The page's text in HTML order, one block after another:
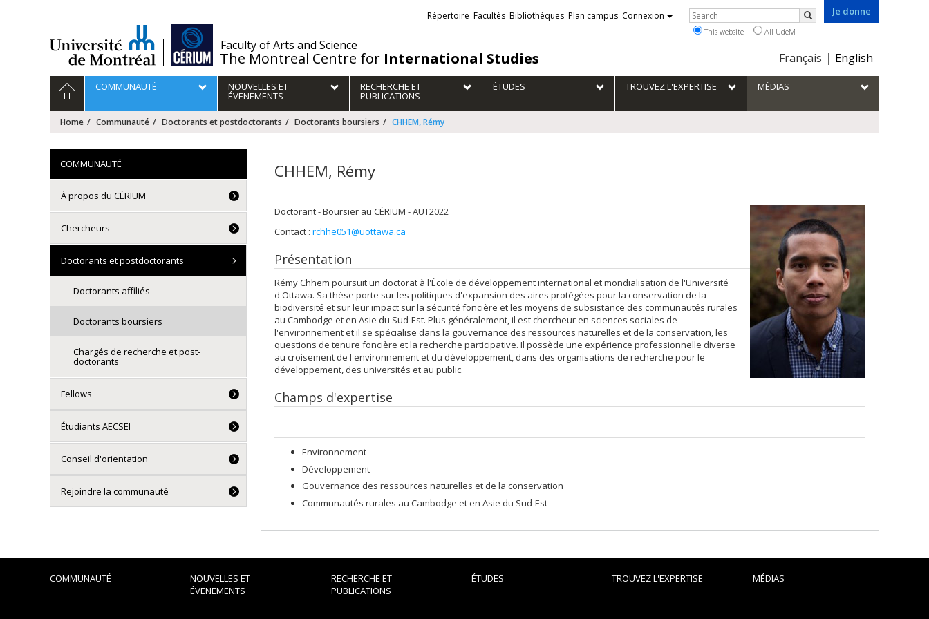
Faculty of Arts and Science
The Montreal Centre for International Studies
Je donne
Choix
la
langue
Français English
Liens
externes
Répertoire Facultés Bibliothèques Plan campus Connexion Rechercher
Search
This website All UdeM
Navigation
principale
HOMECOMMUNAUTÉ NOUVELLES ET
ÉVENEMENTS
RECHERCHE ET
PUBLICATIONS
ÉTUDES TROUVEZ L'EXPERTISE MÉDIAS
Home Communauté Doctorants et postdoctorants Doctorants boursiers CHHEM, Rémy
CHHEM, Rémy
Doctorant - Boursier au CÉRIUM - AUT2022
Contact : rchhe051@uottawa.ca
Présentation
Rémy Chhem poursuit un doctorat à l'École de développement international et mondialisation de l'Université
d'Ottawa. Sa thèse porte sur les politiques d'expansion des aires protégées pour la conservation de la
biodiversité et sur leur impact sur la sécurité foncière et les moyens de subsistance des communautés rurales
au Cambodge et en Asie du Sud-Est. Plus généralement, il est chercheur en sciences sociales de
l'environnement et il se spécialise dans la gouvernance des ressources naturelles et de la conservation, les
questions de tenure foncière et la recherche participative. Il possède une expérience professionnelle diverse
au croisement de l'environnement et du développement, dans des organisations de recherche pour le
développement, des universités et au public.
Champs d'expertise
Environnement
Développement
Gouvernance des ressources naturelles et de la conservation
Communautés rurales au Cambodge et en Asie du Sud-Est
COMMUNAUTÉ
À propos du CÉRIUM
Chercheurs
Doctorants et postdoctorants
Doctorants affiliés
Doctorants boursiers
Chargés de recherche et post-
doctorants
Fellows
Étudiants AECSEI
Conseil d'orientation
Rejoindre la communauté
COMMUNAUTÉ
NOUVELLES ET
ÉVENEMENTS
RECHERCHE ET
PUBLICATIONS
ÉTUDES TROUVEZ L'EXPERTISE MÉDIAS